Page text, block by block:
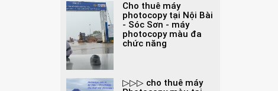
Cho thuê máy
photocopy tại Nội Bài
- Sóc Sơn - máy
photocopy màu đa
chức năng
▷▷▷ cho thuê máy